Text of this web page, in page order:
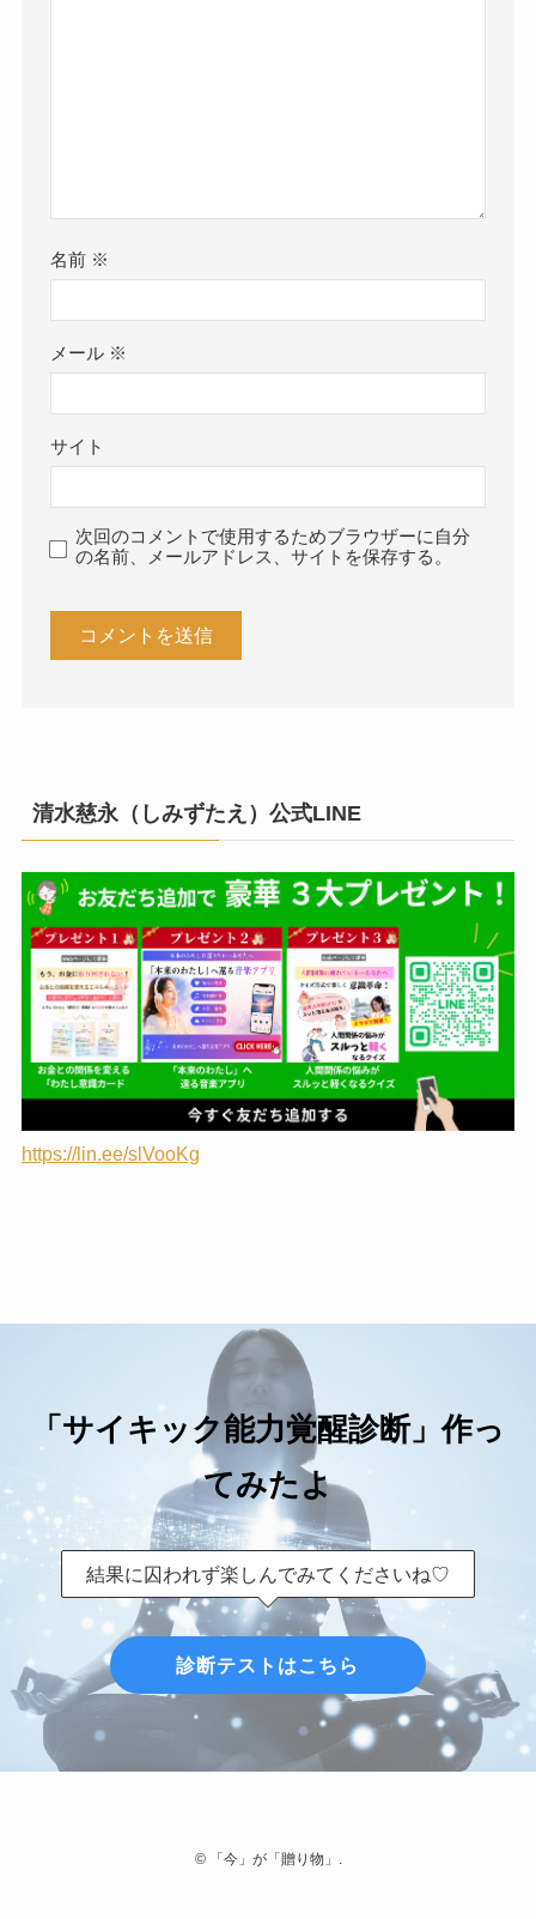
名前 ※
メール ※
サイト
次回のコメントで使用するためブラウザーに自分
の名前、メールアドレス、サイトを保存する。
清水慈永（しみずたえ）公式LINE
https://lin.ee/slVooKg
「サイキック能力覚醒診断」作っ
てみたよ
結果に囚われず楽しんでみてくださいね♡
診断テストはこちら
©「今」が「贈り物」.